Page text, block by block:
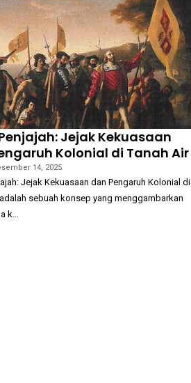
Jejak Kekuasaan
Kolonial di Tanah Air
14, 2025
Jejak Kekuasaan dan Pengaruh Kolonial di
sebuah konsep yang menggambarkan
k…